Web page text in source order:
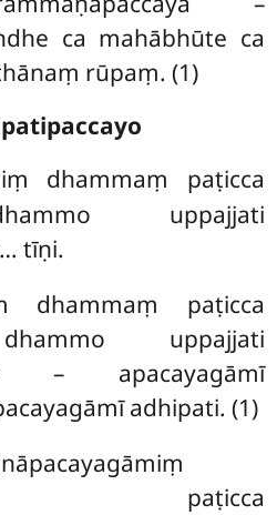
ca mahābhūte ca
rūpaṃ. (1)
dhammaṃ paṭicca
uppajjati
tīṇi.
dhammaṃ paṭicca
uppajjati
– apacayagāmī
adhipati. (1)
paṭicca